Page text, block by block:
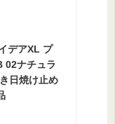
デアXL プ
02ナチュラ
日焼け止め